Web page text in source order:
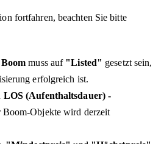
fortfahren, beachten Sie bitte
Boom muss auf "Listed" gesetzt sein,
erfolgreich ist.
LOS (Aufenthaltsdauer) -
Boom-Objekte wird derzeit